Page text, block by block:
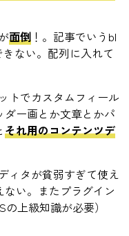
面倒 ！。記事でいうbl
ない。配列に入れて
トでカスタムフィール
ダー画とか文章とかパ
それ用のコンテンツデ
ィタが貧弱すぎて使え
い。またプラグイン
上級知識が必要）